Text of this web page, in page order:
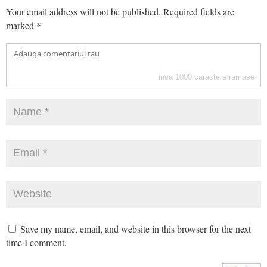
Your email address will not be published. Required fields are
marked *
inca 1000 caractere ramase
Save my name, email, and website in this browser for the next
time I comment.